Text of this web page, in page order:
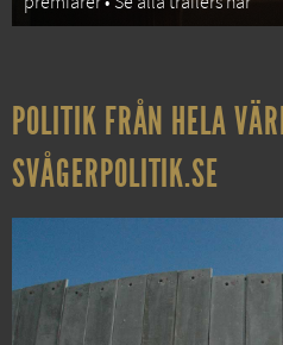
POLITIK FRÅN HELA
SVÅGERPOLITIK.SE